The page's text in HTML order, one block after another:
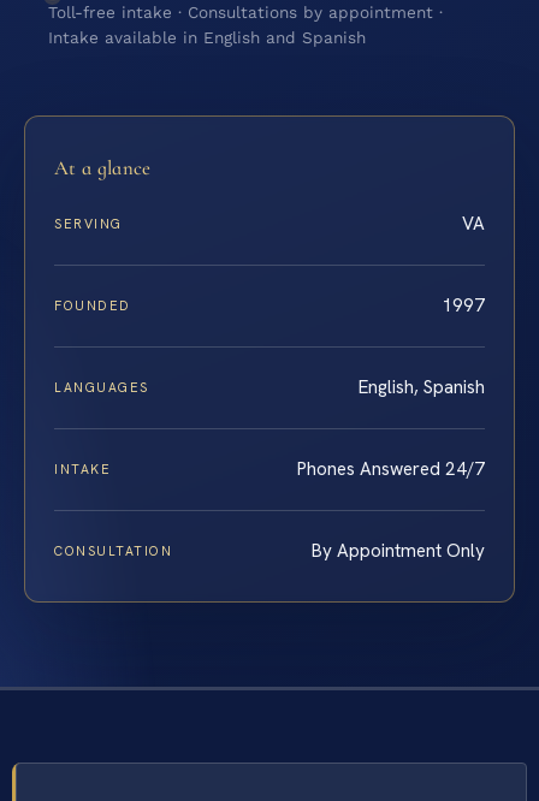
Toll-free intake · Consultations by appointment ·
Intake available in English and Spanish
At a glance
SERVING VA
FOUNDED 1997
LANGUAGES English, Spanish
INTAKE Phones Answered 24/7
CONSULTATION By Appointment Only